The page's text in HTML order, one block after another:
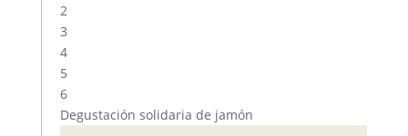
2
3
4
5
6
Degustación solidaria de jamón